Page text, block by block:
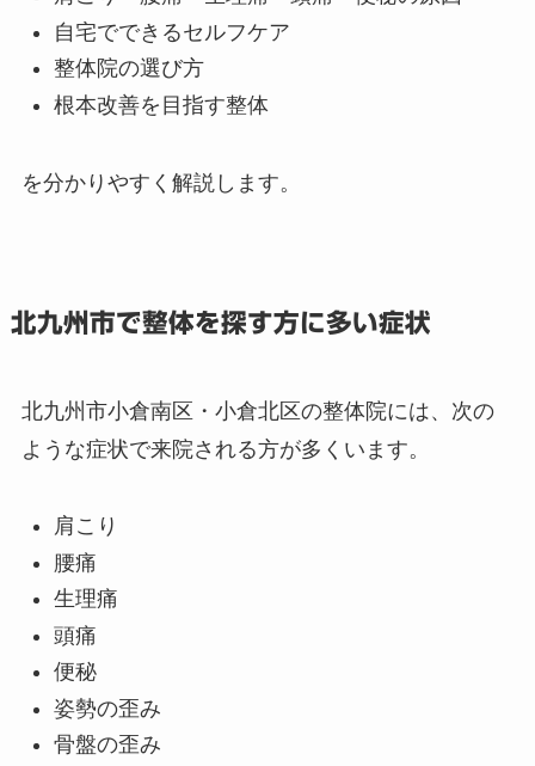
自宅でできるセルフケア
整体院の選び方
根本改善を目指す整体
を分かりやすく解説します。
北九州市で整体を探す方に多い症状
北九州市小倉南区・小倉北区の整体院には、次の
ような症状で来院される方が多くいます。
肩こり
腰痛
生理痛
頭痛
便秘
姿勢の歪み
骨盤の歪み